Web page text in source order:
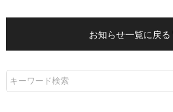
お知らせ一覧に戻る